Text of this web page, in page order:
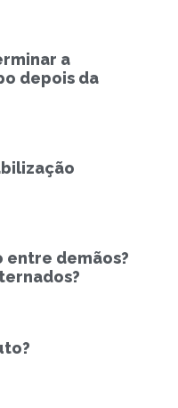
a
depois da
entre demãos?